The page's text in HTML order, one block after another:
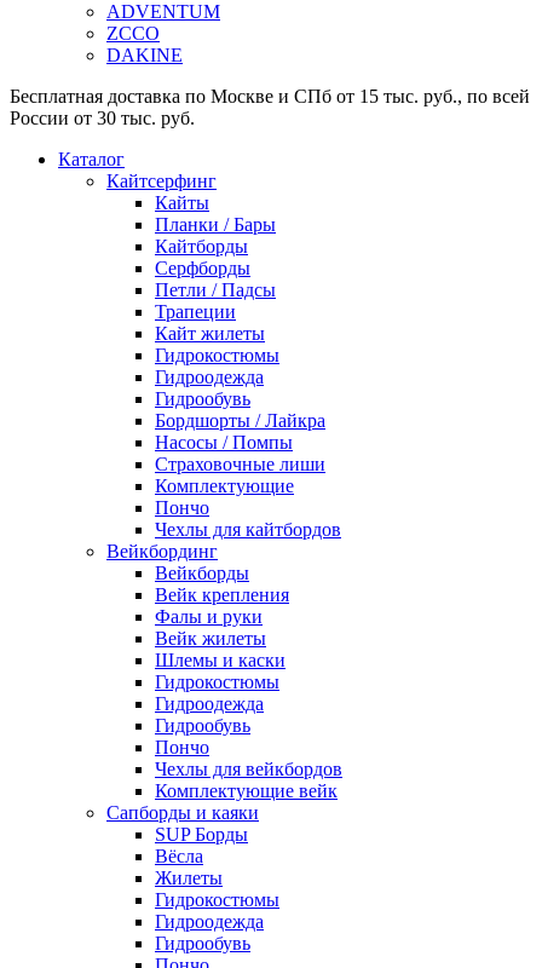
ADVENTUM
ZCCO
DAKINE
Бесплатная доставка по Москве и СПб от 15 тыс. руб., по всей
России от 30 тыс. руб.
Каталог
Кайтсерфинг
Кайты
Планки / Бары
Кайтборды
Серфборды
Петли / Падсы
Трапеции
Кайт жилеты
Гидрокостюмы
Гидроодежда
Гидрообувь
Бордшорты / Лайкра
Насосы / Помпы
Страховочные лиши
Комплектующие
Пончо
Чехлы для кайтбордов
Вейкбординг
Вейкборды
Вейк крепления
Фалы и руки
Вейк жилеты
Шлемы и каски
Гидрокостюмы
Гидроодежда
Гидрообувь
Пончо
Чехлы для вейкбордов
Комплектующие вейк
Сапборды и каяки
SUP Борды
Вёсла
Жилеты
Гидрокостюмы
Гидроодежда
Гидрообувь